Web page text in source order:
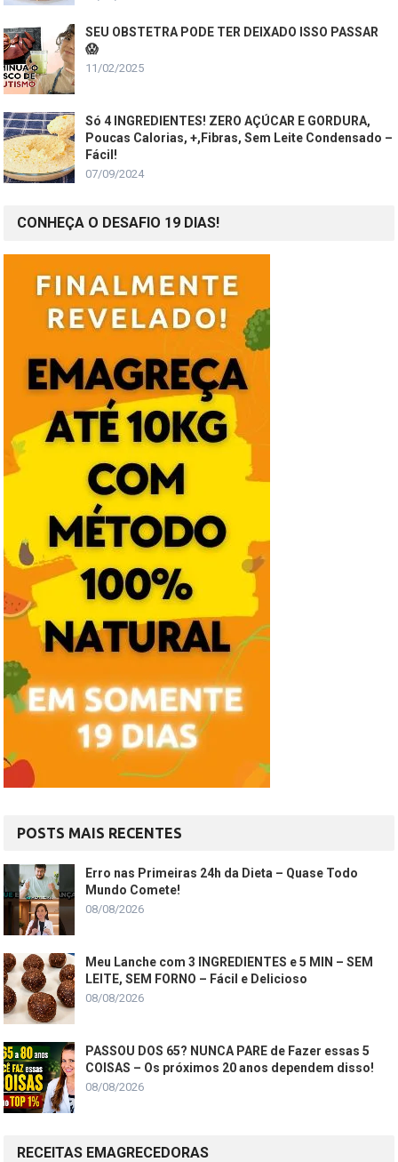
SEU OBSTETRA PODE TER DEIXADO ISSO PASSAR
😱
11/02/2025
Só 4 INGREDIENTES! ZERO AÇÚCAR E GORDURA,
Poucas Calorias, +,Fibras, Sem Leite Condensado –
Fácil!
07/09/2024
CONHEÇA O DESAFIO 19 DIAS!
POSTS MAIS RECENTES
Erro nas Primeiras 24h da Dieta – Quase Todo
Mundo Comete!
08/08/2026
Meu Lanche com 3 INGREDIENTES e 5 MIN – SEM
LEITE, SEM FORNO – Fácil e Delicioso
08/08/2026
PASSOU DOS 65? NUNCA PARE de Fazer essas 5
COISAS – Os próximos 20 anos dependem disso!
08/08/2026
RECEITAS EMAGRECEDORAS